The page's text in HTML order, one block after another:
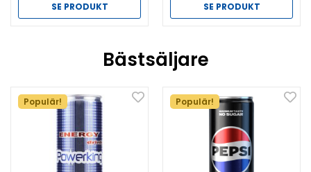
SE PRODUKT SE PRODUKT
Bästsäljare
Populär! Populär!